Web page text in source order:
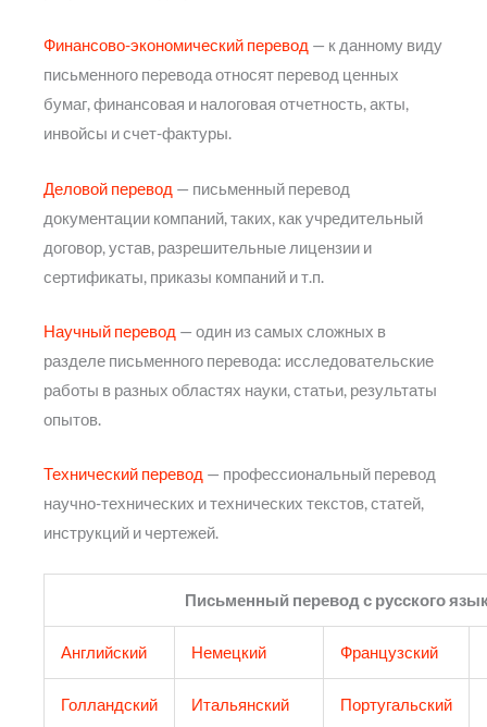
Финансово-экономический перевод — к данному виду
письменного перевода относят перевод ценных
бумаг, финансовая и налоговая отчетность, акты,
инвойсы и счет-фактуры.
Деловой перевод — письменный перевод
документации компаний, таких, как учредительный
договор, устав, разрешительные лицензии и
сертификаты, приказы компаний и т.п.
Научный перевод — один из самых сложных в
разделе письменного перевода: исследовательские
работы в разных областях науки, статьи, результаты
опытов.
Технический перевод — профессиональный перевод
научно-технических и технических текстов, статей,
инструкций и чертежей.
Письменный перевод с русского
Английский Немецкий Французский
Голландский Итальянский Португальский